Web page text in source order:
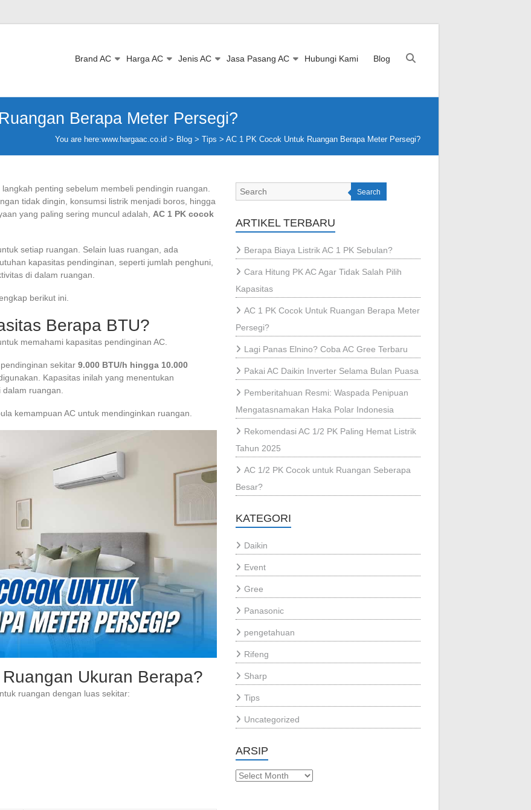
Brand AC Harga AC Jenis AC Jasa Pasang AC Hubungi Kami Blog
Berapa Meter Persegi?
You are here:www.hargaac.co.id > Blog > Tips > AC 1 PK Cocok Untuk Ruangan Berapa Meter Persegi?
penting sebelum membeli pendingin ruangan.
tidak dingin, konsumsi listrik menjadi boros, hingga
yang paling sering muncul adalah, AC 1 PK cocok
setiap ruangan. Selain luas ruangan, ada
kapasitas pendinginan, seperti jumlah penghuni,
di dalam ruangan.
berikut ini.
Berapa BTU?
memahami kapasitas pendinginan AC.
sekitar 9.000 BTU/h hingga 10.000
Kapasitas inilah yang menentukan
ruangan.
kemampuan AC untuk mendinginkan ruangan.
Ukuran Berapa?
ruangan dengan luas sekitar:
Search
ARTIKEL TERBARU
Berapa Biaya Listrik AC 1 PK Sebulan?
Cara Hitung PK AC Agar Tidak Salah Pilih
Kapasitas
AC 1 PK Cocok Untuk Ruangan Berapa Meter
Persegi?
Lagi Panas Elnino? Coba AC Gree Terbaru
Pakai AC Daikin Inverter Selama Bulan Puasa
Pemberitahuan Resmi: Waspada Penipuan
Mengatasnamakan Haka Polar Indonesia
Rekomendasi AC 1/2 PK Paling Hemat Listrik
Tahun 2025
AC 1/2 PK Cocok untuk Ruangan Seberapa
Besar?
KATEGORI
Daikin
Event
Gree
Panasonic
pengetahuan
Rifeng
Sharp
Tips
Uncategorized
ARSIP
Arsip